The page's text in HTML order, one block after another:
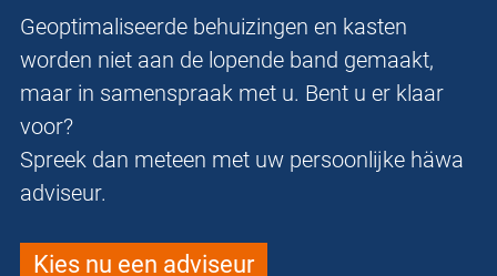
Geoptimaliseerde behuizingen en kasten
worden niet aan de lopende band gemaakt,
maar in samenspraak met u. Bent u er klaar
voor?
Spreek dan meteen met uw persoonlijke häwa
adviseur.
Kies nu een adviseur